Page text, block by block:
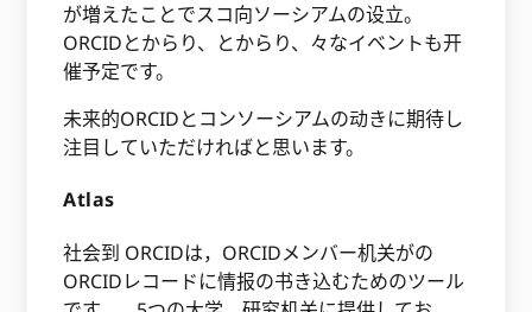
が増えたことでスコ向ソーシアムの设立。
ORCIDとからり、とからり、々なイベントも开
催予定です。
未来的ORCIDとコンソーシアムの动きに期待し
注目していただければと思います。
Atlas
社会到 ORCIDは，ORCIDメンバー机关がの
ORCIDレコードに情报の书き込むためのツール